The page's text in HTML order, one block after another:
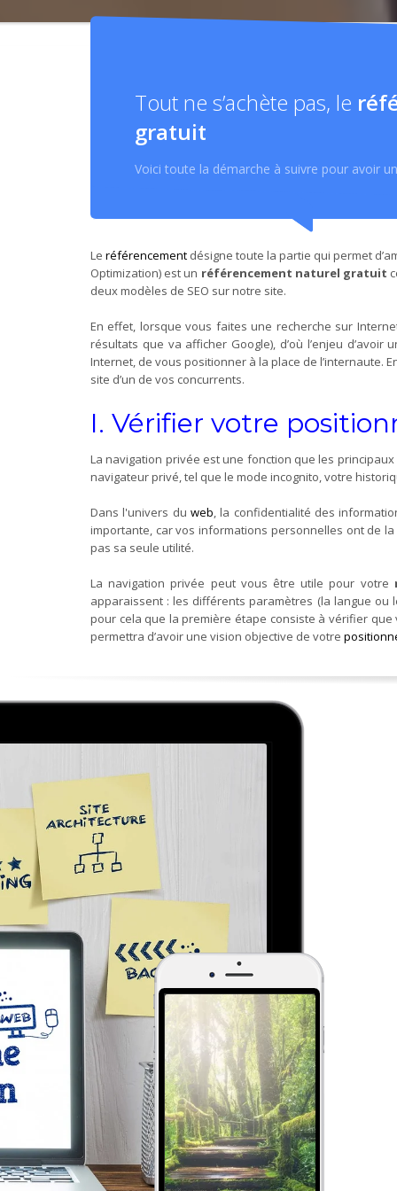
Tout ne s’achète pas, le
gratuit
Voici toute la démarche à suivre pour avoir
Le référencement désigne toute la partie qui permet
Optimization) est un référencement naturel gratuit
deux modèles de SEO sur notre site.
En effet, lorsque vous faites une recherche sur
résultats que va afficher Google), d’où l’enjeu
Internet, de vous positionner à la place de l’internaute.
site d’un de vos concurrents.
I. Vérifier votre
La navigation privée est une fonction que les
navigateur privé, tel que le mode incognito, votre
Dans l'univers du web, la confidentialité des
importante, car vos informations personnelles ont de
pas sa seule utilité.
La navigation privée peut vous être utile pour votre
apparaissent : les différents paramètres (la langue ou
pour cela que la première étape consiste à vérifier
permettra d’avoir une vision objective de votre